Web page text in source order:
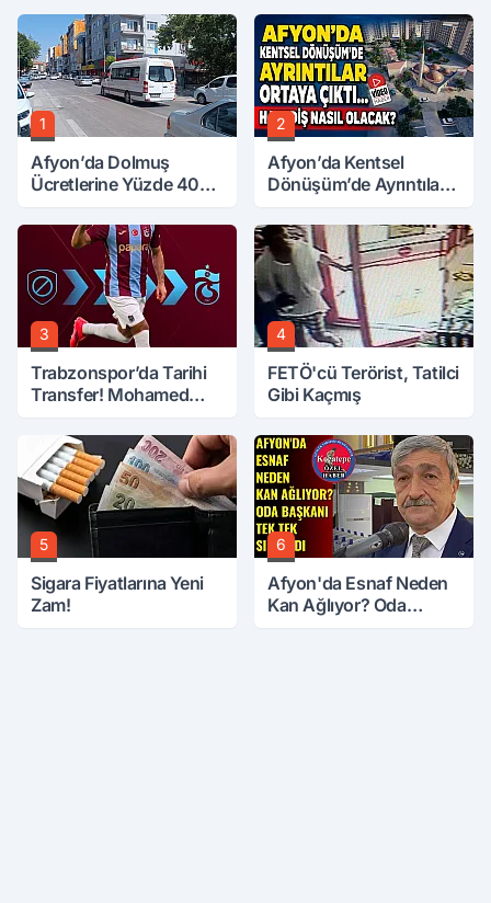
1
Afyon’da Dolmuş
Ücretlerine Yüzde 40
2
Afyon’da Kentsel
Dönüşüm’de Ayrıntılar
Nasıl Olacak?
3
Trabzonspor’da Tarihi
Transfer! Mohamed
4
FETÖ'cü Terörist, Tatilci
Gibi Kaçmış
5
Sigara Fiyatlarına Yeni
Zam!
6
Afyon'da Esnaf Neden
Kan Ağlıyor? Oda